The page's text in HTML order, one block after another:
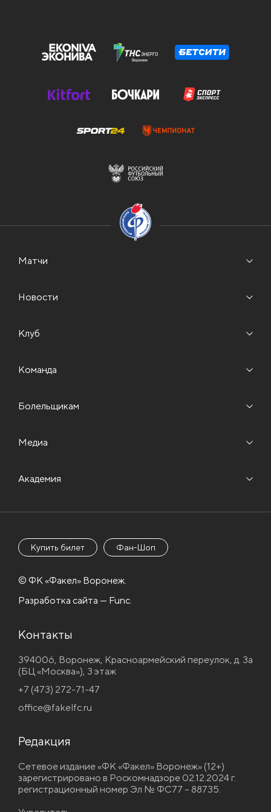
Матчи
Новости
Клуб
Команда
Болельщикам
Медиа
Академия
Купить билет Фан-Шоп
© ФК «Факел» Воронеж.
Разработка сайта — Func.
Контакты
394006, Воронеж, Красноармейский переулок, д. 3а
(БЦ «Москва»), 3 этаж
+7 (473) 272-71-47
office@fakelfc.ru
Редакция
Сетевое издание «ФК «Факел» Воронеж» (12+)
зарегистрировано в Роскомнадзоре 02.12.2024 г.
регистрационный номер Эл № ФС77 – 88735.